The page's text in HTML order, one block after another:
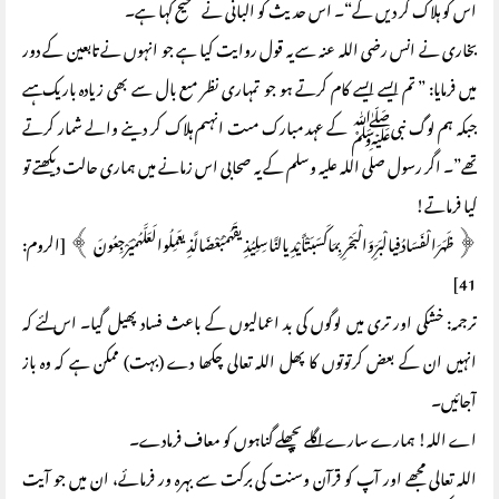
اس کو ہلاک کر دیں گے“۔ اس حدیث کو البانی نے صحیح کہا ہے۔
بخاری نے انس رضی اللہ عنہ سے یہ قول روایت کیا ہے جو انہوں نے تابعین کے دور
میں فرمایا: ” تم ایسے ایسے کام کرتے ہو جو تمہاری نظر مںع بال سے بھی زیادہ باریک ہںے
جبکہ ہم لوگ نبیﷺ کے عہد مبارک مںت انہںم ہلاک کر دینے والے شمار کرتے
تھے”۔ اگر رسول صلی اللہ علیہ وسلم کے یہ صحابی اس زمانے میں ہماری حالت دیکھتے تو
کیا فرماتے!
﴿ ظَهَرَالْفَسَادُفِيالْبَرِّوَالْبَحْرِبِمَاكَسَبَتْأَيْدِيالنَّاسِلِيُذِيقَهُمْبَعْضَالَّذِيعَمِلُوالَعَلَّهُمْيَرْجِعُونَ ﴾ [الروم:
41]
ترجمہ: خشکی اور تری میں لوگوں کی بد اعمالیوں کے باعث فساد پھیل گیا۔ اس لئے کہ
انہیں ان کے بعض کرتوتوں کا پھل اللہ تعالی چکھا دے (بہت) ممکن ہے کہ وہ باز
آجائیں۔
اے اللہ! ہمارے سارے اگلے پچھلے گناہوں کو معاف فرمادے۔
اللہ تعالی مجھے اور آپ کو قرآن وسنت کی برکت سے بہرہ ور فرمائے، ان میں جو آیت